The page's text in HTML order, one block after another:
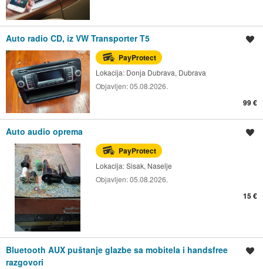
Auto radio CD, iz VW Transporter T5
PayProtect
Lokacija: Donja Dubrava, Dubrava
Objavljen:05.08.2026.
99 €
Auto audio oprema
PayProtect
Lokacija:Sisak, Naselje
Objavljen:05.08.2026.
15 €
Bluetooth AUX puštanje glazbe sa mobitela i handsfree
razgovori